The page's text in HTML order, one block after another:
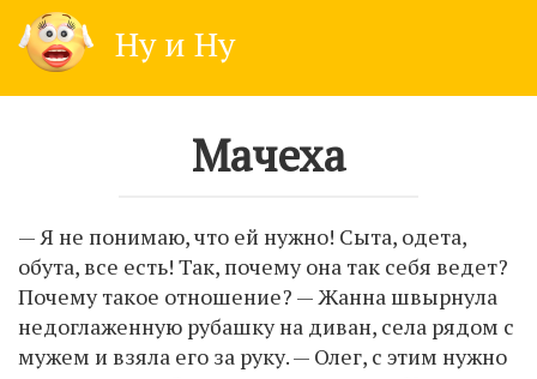
content
Ну и Ну
Мачеха
— Я не понимаю, что ей нужно! Сыта, одета,
обута, все есть! Так, почему она так себя ведет?
Почему такое отношение? — Жанна швырнула
недоглаженную рубашку на диван, села рядом с
мужем и взяла его за руку. — Олег, с этим нужно